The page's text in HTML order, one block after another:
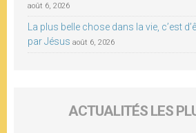
août 6, 2026
La plus belle chose dans la vie, c’est
par Jésus août 6, 2026
ACTUALITÉS LES